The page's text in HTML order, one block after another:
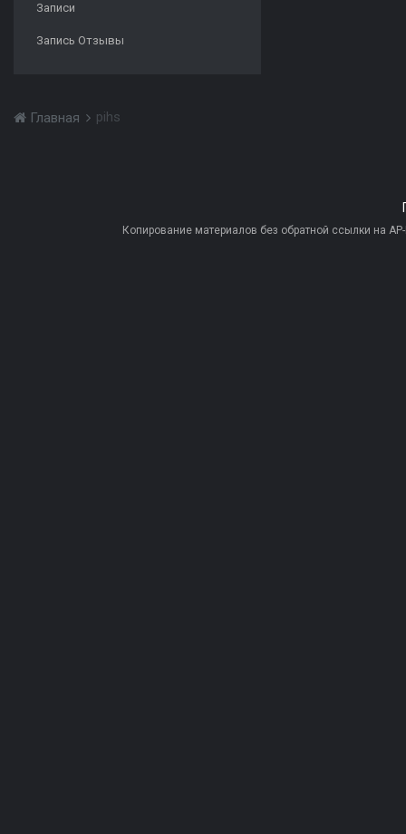
Записи
Запись Отзывы
Главная pihs
Копирование материалов без обратной ссылки на